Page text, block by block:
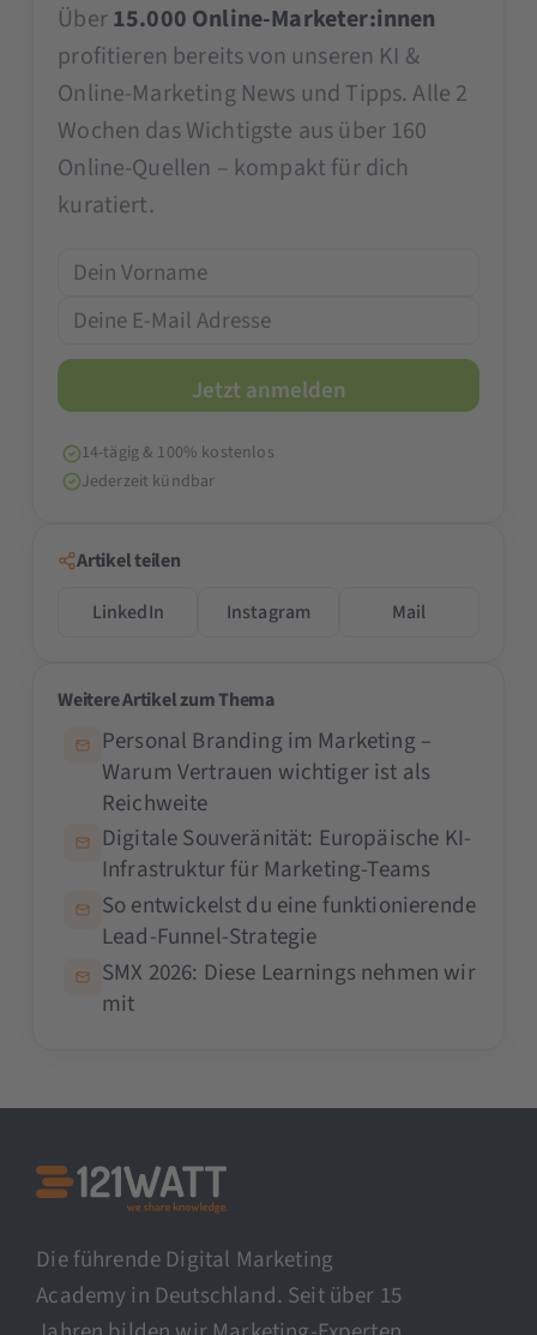
Über15.000 Online-Marketer:innen
profitieren bereits von unseren KI &
Online-Marketing News und Tipps. Alle 2
Wochen das Wichtigste aus über 160
Online-Quellen – kompakt für dich
kuratiert.
14-tägig & 100% kostenlos
Jederzeit kündbar
Artikel teilen
LinkedIn
Instagram Mail
Weitere Artikel zum Thema
Personal Branding im Marketing –
Warum Vertrauen wichtiger ist als
Reichweite
Digitale Souveränität: Europäische KI-
Infrastruktur für Marketing-Teams
So entwickelst du eine funktionierende
Lead-Funnel-Strategie
SMX 2026: Diese Learnings nehmen wir
mit
Die führende Digital Marketing
Academy in Deutschland. Seit über 15